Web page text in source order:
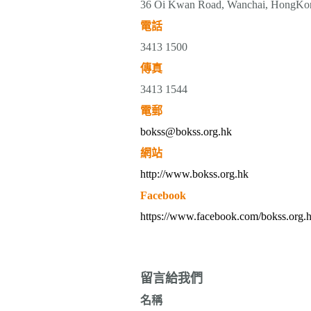
36 Oi Kwan Road, Wanchai,
電話
3413 1500
傳真
3413 1544
電郵
bokss@bokss.org.hk
網站
http://www.bokss.org.hk
Facebook
https://www.facebook.com/
留言給我們
名稱